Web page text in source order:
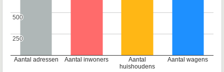
Aantal adressen Aantal inwoners
Aantal
huishoudens
Aantal wagens
250
250
500
500